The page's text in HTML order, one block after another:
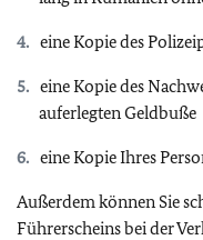
eine Kopie des
eine Kopie des
auferlegten Geldbuße
eine Kopie Ihres
Außerdem können Sie
Führerscheins bei der